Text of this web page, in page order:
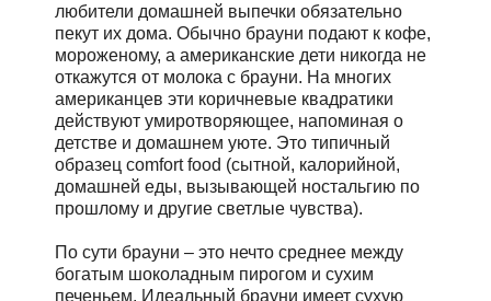
любители домашней выпечки обязательно
пекут их дома. Обычно брауни подают к кофе,
мороженому, а американские дети никогда не
откажутся от молока с брауни. На многих
американцев эти коричневые квадратики
действуют умиротворяющее, напоминая о
детстве и домашнем уюте. Это типичный
образец сomfort food (сытной, калорийной,
домашней еды, вызывающей ностальгию по
прошлому и другие светлые чувства).
По сути брауни – это нечто среднее между
богатым шоколадным пирогом и сухим
печеньем. Идеальный брауни имеет сухую